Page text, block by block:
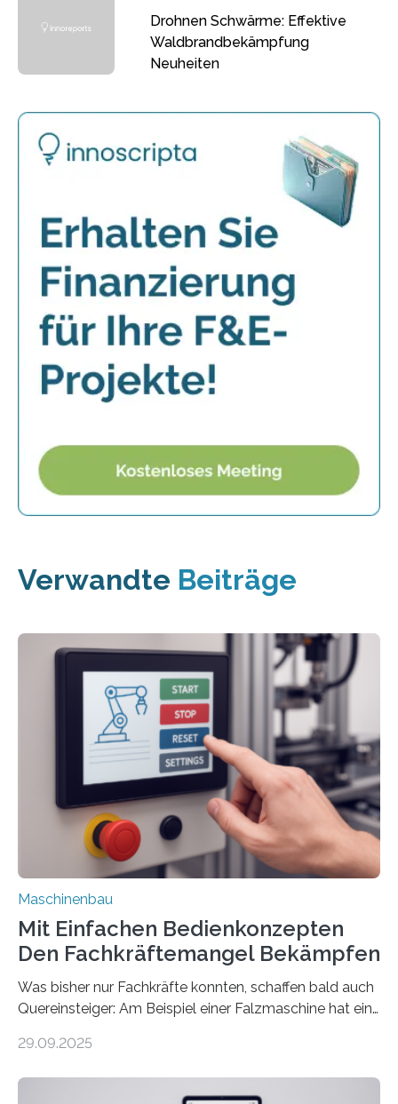
Drohnen Schwärme: Effektive
Waldbrandbekämpfung
Neuheiten
Verwandte Beiträge
Maschinenbau
Mit Einfachen Bedienkonzepten
Den Fachkräftemangel Bekämpfen
Was bisher nur Fachkräfte konnten, schaffen bald auch
Quereinsteiger: Am Beispiel einer Falzmaschine hat ein
Mensch-Maschine-Schnittstelle so sehr vereinfacht,
Die zugrunde liegende Methodik lässt sich auf alle
29.09.2025